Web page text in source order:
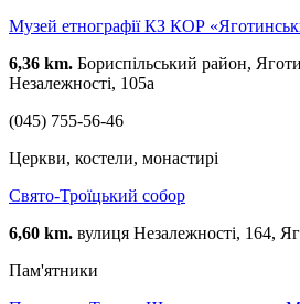
Музей етнографії КЗ КОР
6,36 km. Бориспільський район,
Незалежності, 105а
(045) 755-56-46
Церкви, костели, монастирі
Свято-Троїцький собор
6,60 km. вулиця Незалежності, 164,
Пам'ятники